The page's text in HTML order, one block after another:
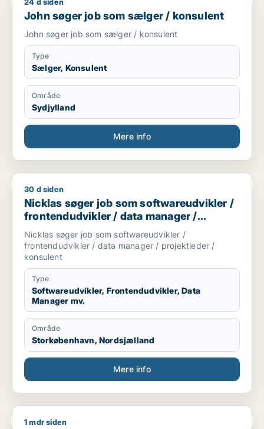
John søger job som sælger / konsulent
John søger job som sælger / konsulent
John søger job som sælger / konsulent
Type
Sælger, Konsulent
Område
Sydjylland
Mere info
Nicklas søger job som softwareudvikler / frontendudvikler
30 d siden
Nicklas søger job som softwareudvikler /
frontendudvikler / data manager /
projektleder / konsulent
Nicklas søger job som softwareudvikler /
frontendudvikler / data manager / projektleder /
konsulent
Type
Softwareudvikler, Frontendudvikler, Data
Manager mv.
Område
Storkøbenhavn, Nordsjælland
Mere info
Jasmine søger job som uddannelsesvejleder / administrativ
1 mdr siden